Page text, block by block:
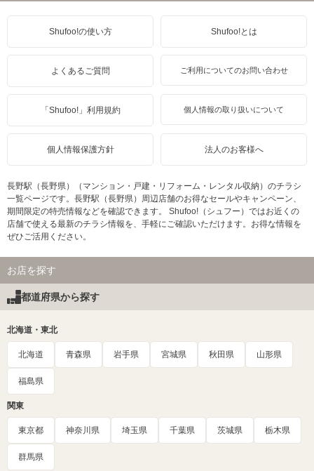
Shufoo!の使い方 Shufoo!とは
よくあるご質問 ご利用についてのお問い合わせ
「Shufoo!」利用規約 個人情報の取り扱いについて
個人情報保護方針 法人のお客様へ
長野駅（長野県）（マンション・戸建・リフォーム・レンタル収納）のチラシ
一覧ページです。長野駅（長野県）周辺店舗のお得なセールやキャンペーン、
期間限定の特売情報などを確認できます。 Shufoo!（シュフー）ではお近くの
店舗で使える最新のチラシ情報を、手軽にご確認いただけます。お得な情報を
ぜひご活用ください。
お店を探す
都道府県から探す
北海道・東北
北海道 青森県 岩手県 宮城県 秋田県 山形県
福島県
関東
東京都 神奈川県 埼玉県 千葉県 茨城県 栃木県
群馬県